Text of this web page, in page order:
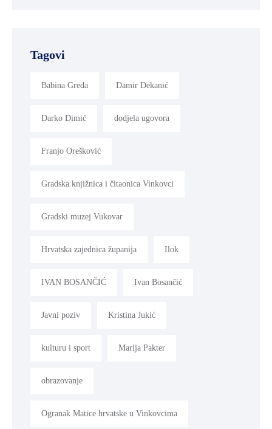
Tagovi
Babina Greda Damir Dekanić
Darko Dimić dodjela ugovora
Franjo Orešković
Gradska knjižnica i čitaonica Vinkovci
Gradski muzej Vukovar
Hrvatska zajednica županija Ilok
IVAN BOSANČIĆ Ivan Bosančić
Javni poziv Kristina Jukić
kulturu i sport Marija Pakter
obrazovanje
Ogranak Matice hrvatske u Vinkovcima